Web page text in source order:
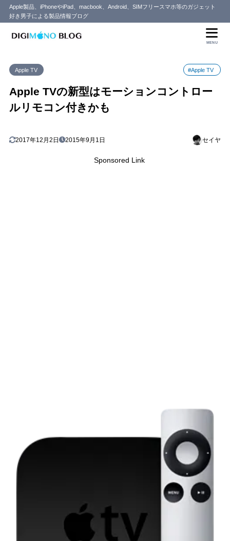
Apple製品、iPhoneやiPad、macbook、Android、SIMフリースマホ等のガジェット
好き男子による製品情報ブログ
MENU
Apple TV #Apple TV
Apple TVの新型はモーションコントロー
ルリモコン付きかも
2017年12月2日 2015年9月1日 セイヤ
Sponsored Link